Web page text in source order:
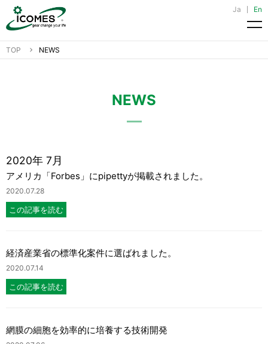
Ja En
メ
TOP NEWS
NEWS
2020年 7月
アメリカ「Forbes」にpipettyが掲載されました。
2020.07.28
この記事を読む
経済産業省の標準化案件に選ばれました。
2020.07.14
この記事を読む
網膜の細胞を効率的に培養する技術開発